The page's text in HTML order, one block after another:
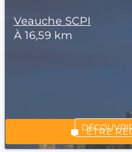
ÊTRE
Veauche SCPI
À 16,59 km